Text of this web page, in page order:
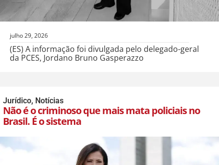
julho 29, 2026
(ES) A informação foi divulgada pelo delegado-geral
da PCES, Jordano Bruno Gasperazzo
Jurídico, Notícias
Não é o criminoso que mais mata policiais no
Brasil. É o sistema